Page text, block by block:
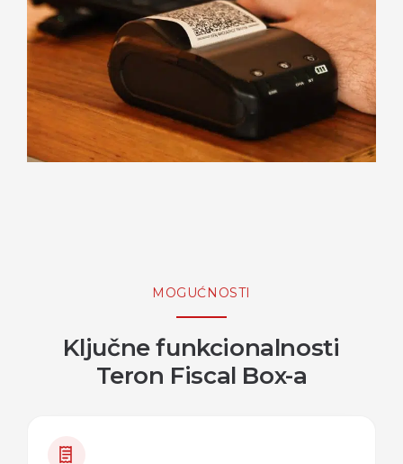
MOGUĆNOSTI
Ključne funkcionalnosti
Teron Fiscal Box-a